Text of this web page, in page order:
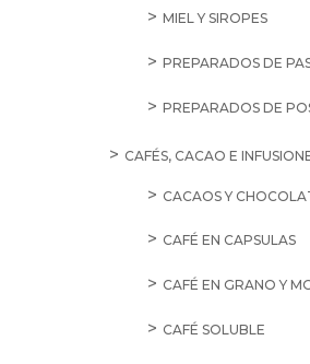
MIEL Y SIROPES
PREPARADOS DE
PREPARADOS DE
CAFÉS, CACAO E
CACAOS Y
CAFÉ EN CAPSULAS
CAFÉ EN GRANO Y
CAFÉ SOLUBLE